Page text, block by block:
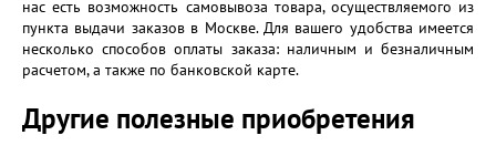
нас есть возможность самовывоза товара, осуществляемого из
пункта выдачи заказов в Москве. Для вашего удобства имеется
несколько способов оплаты заказа: наличным и безналичным
расчетом, а также по банковской карте.
Другие полезные приобретения